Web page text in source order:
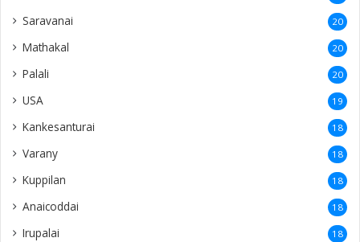
Saravanai 20
Mathakal 20
Palali 20
USA 19
Kankesanturai 18
Varany 18
Kuppilan 18
Anaicoddai 18
Irupalai 18